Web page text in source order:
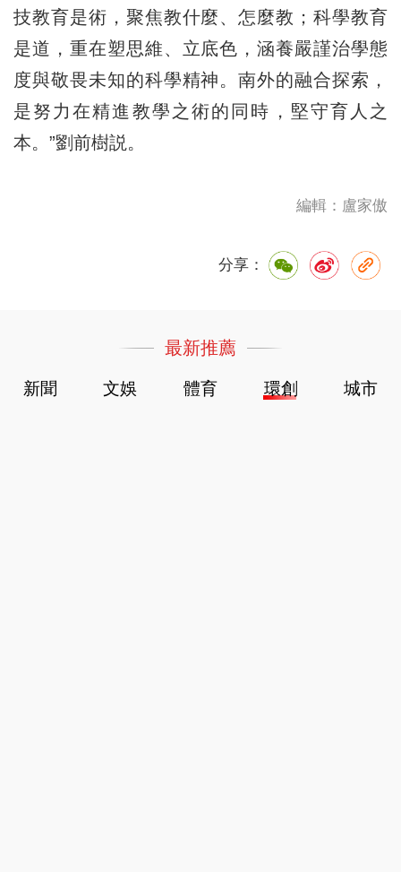
技教育是術，聚焦教什麼、怎麼教；科學教育
是道，重在塑思維、立底色，涵養嚴謹治學態
度與敬畏未知的科學精神。南外的融合探索，
是努力在精進教學之術的同時，堅守育人之
本。”劉前樹説。
編輯：盧家傲
分享：
最新推薦
新聞 文娛 體育 環創 城市